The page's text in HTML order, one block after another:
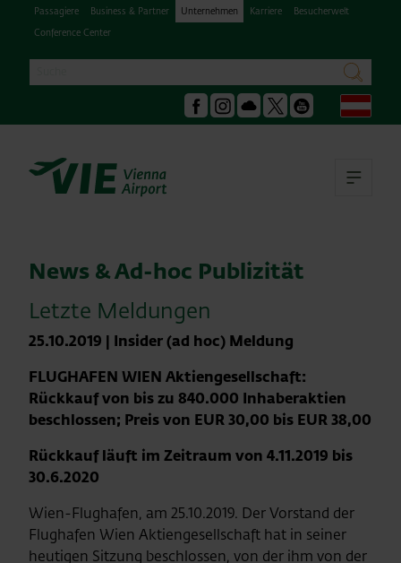
Passagiere Business & Partner Unternehmen Karriere
Besucherwelt
Conference Center
suchen
Facebook
Instagram
Podcast Youtube
News & Ad-hoc Publizität
Letzte Meldungen
25.10.2019 | Insider (ad hoc) Meldung
FLUGHAFEN WIEN Aktiengesellschaft:
Rückkauf von bis zu 840.000 Inhaberaktien
beschlossen; Preis von EUR 30,00 bis EUR 38,00
Rückkauf läuft im Zeitraum von 4.11.2019 bis
30.6.2020
Wien-Flughafen, am 25.10.2019. Der Vorstand der
Flughafen Wien Aktiengesellschaft hat in seiner
heutigen Sitzung beschlossen, von der ihm von der